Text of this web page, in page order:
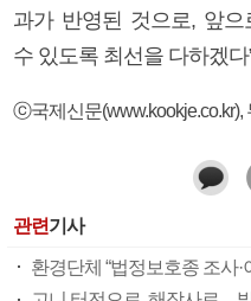
과가 반영된 것으로, 앞
수 있도록 최선을 다하겠
ⓒ국제신문(www.kookje.co.kr),
관련기사
환경단체 “법정보호종 조사